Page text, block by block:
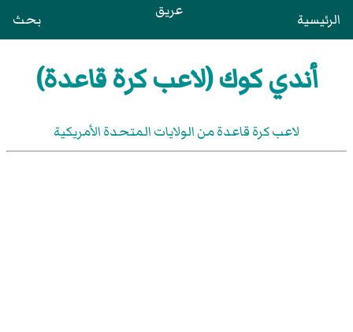
الرئيسية عريق بحث
أندي كوك (لاعب كرة قاعدة)
لاعب كرة قاعدة من الولايات المتحدة الأمريكية